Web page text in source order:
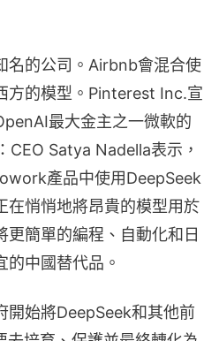
名的公司。Airbnb會混合使
方的模型。Pinterest Inc.宣
最大金主之一微軟的
CEO Satya Nadella表示，
產品中使用DeepSeek
在悄悄地將昂貴的模型用於
更簡單的編程、自動化和日
的中國替代品。
開始將DeepSeek和其他前